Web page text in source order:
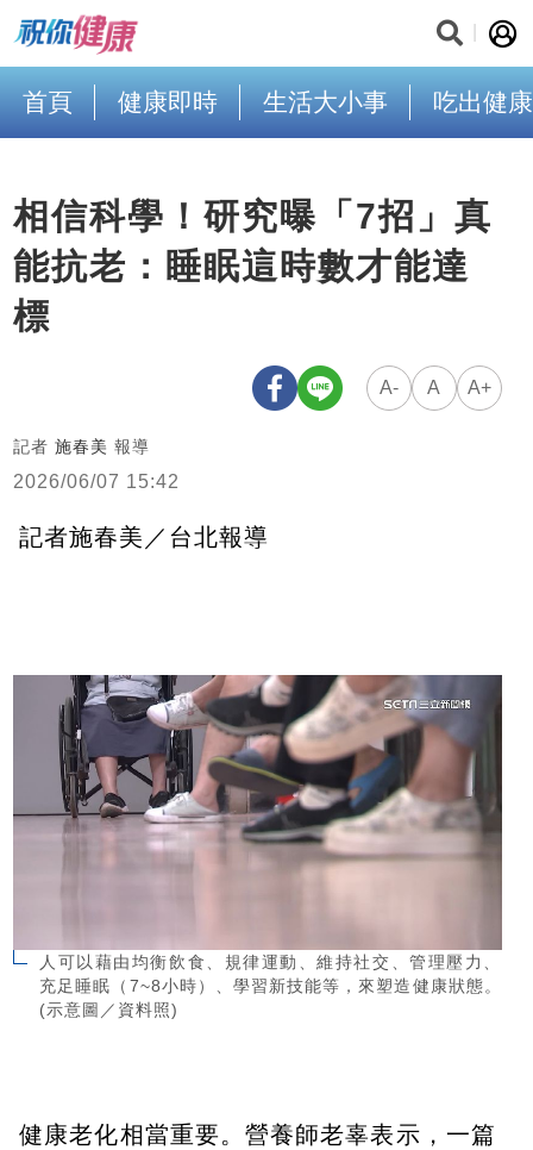
首頁 健康即時 生活大小事 吃出健康
相信科學！研究曝「7招」真
能抗老：睡眠這時數才能達
標
A- A A+
記者 施春美 報導
2026/06/07 15:42
記者施春美／台北報導
人可以藉由均衡飲食、規律運動、維持社交、管理壓力、
充足睡眠（7~8小時）、學習新技能等，來塑造健康狀態。
(示意圖／資料照)
健康老化相當重要。營養師老辜表示，一篇